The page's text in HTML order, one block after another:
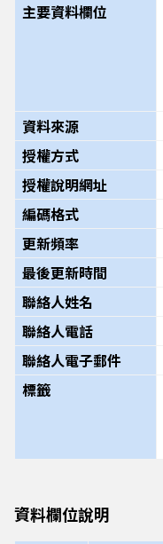
主要資料欄位
資料來源
授權方式
授權說明網址
編碼格式
更新頻率
最後更新時間
聯絡人姓名
聯絡人電話
聯絡人電子郵件
標籤
資料欄位說明